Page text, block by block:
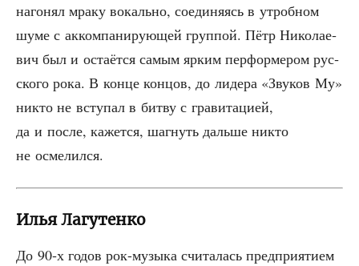
наго­нял мра­ку вокаль­но, соеди­ня­ясь в утроб­ном
шуме с акком­па­ни­ру­ю­щей груп­пой. Пётр Нико­ла­е­
вич был и оста­ёт­ся самым ярким пер­фор­ме­ром рус­
ско­го рока. В кон­це кон­цов, до лиде­ра «Зву­ков Му»
никто не всту­пал в бит­ву с гра­ви­та­ци­ей,
да и после, кажет­ся, шаг­нуть даль­ше никто
не осмелился.
Илья Лагутенко
До 90‑х годов рок-музы­ка счи­та­лась пред­при­я­ти­ем